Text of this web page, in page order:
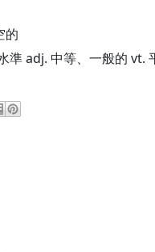
的
準 adj. 中等、一般的 vt.